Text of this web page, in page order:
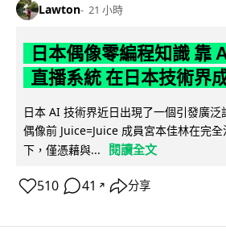
Lawton 21 小時
日本偶像零編程知識 靠
直播系統 在日本技術界
日本 AI 技術界近日出現了一個引發廣
偶像前 Juice=Juice 成員宮本佳林在完
下，僅憑藉與...
閱讀全文
510 41 ↗ 分享